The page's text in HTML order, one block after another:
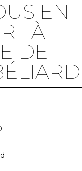
EN
À
DE